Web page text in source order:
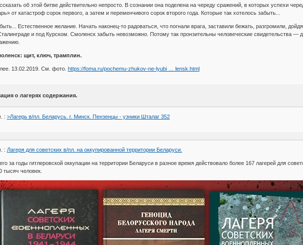
об этой битве действительно непросто. В сознании она поделена на череду сражений, в которых успехи
от катастроф сорок первого, а затем и переменчивого сорок второго года. Которые так хотелось забыть...
Естественное желание. Начать наконец-то радоваться, что погнали врага, заставили бежать, разгромили,
и под Курском. Смоленск забыть невозможно. Потому так пронзительны человеческие свидетельства
щит, ключ, трамплин.
13.02.2019. См. фото. https://foma.ru/pochemu-zhukov-ne-lyubi … lensk.html
о лагерях содержания.
: >Лагерь в/пл. Беларусь. г. Минск. Пензенцы - узники Шталаг 352
: Лагеря для советских в/пл. на оккупированной территории Беларуси.
за годы гитлеровской оккупации на территории Беларуси в разное время действовало более 167 лагерей для
тысяч человек.